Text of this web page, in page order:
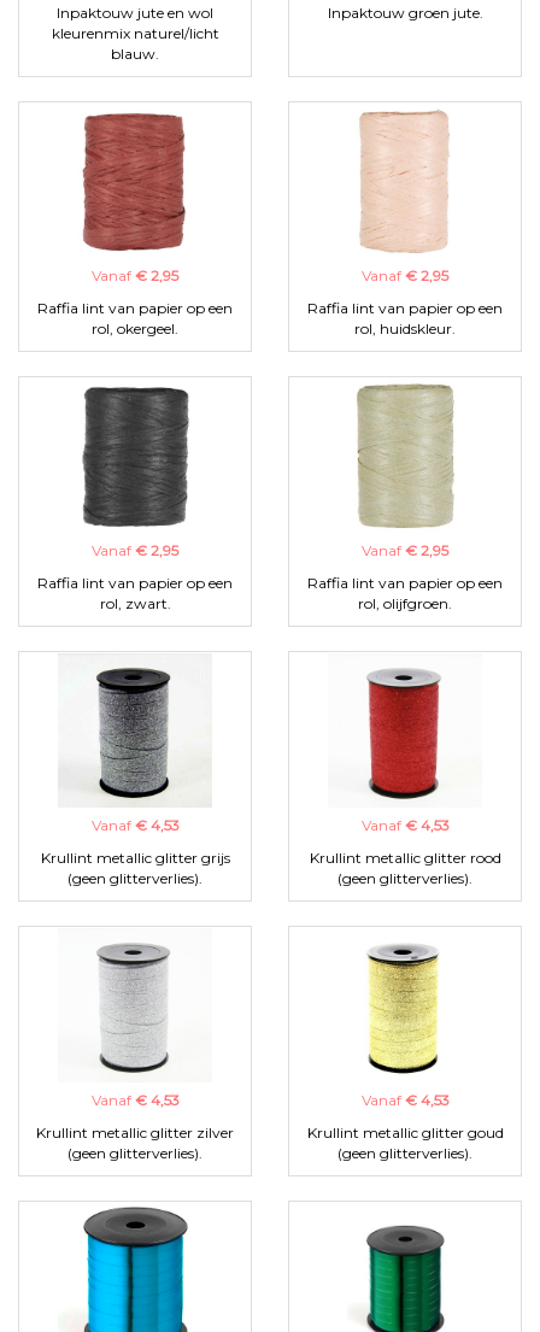
Inpaktouw jute en wol
kleurenmix naturel/licht
blauw.
Inpaktouw groen jute.
Vanaf € 2,95
Raffia lint van papier op een
rol, okergeel.
Vanaf € 2,95
Raffia lint van papier op een
rol, huidskleur.
Vanaf € 2,95
Raffia lint van papier op een
rol, zwart.
Vanaf € 2,95
Raffia lint van papier op een
rol, olijfgroen.
Vanaf € 4,53
Krullint metallic glitter grijs
(geen glitterverlies).
Vanaf € 4,53
Krullint metallic glitter rood
(geen glitterverlies).
Vanaf € 4,53
Krullint metallic glitter zilver
(geen glitterverlies).
Vanaf € 4,53
Krullint metallic glitter goud
(geen glitterverlies).